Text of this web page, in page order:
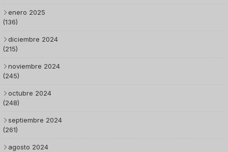
enero 2025
(136)
diciembre 2024
(215)
noviembre 2024
(245)
octubre 2024
(248)
septiembre 2024
(261)
agosto 2024